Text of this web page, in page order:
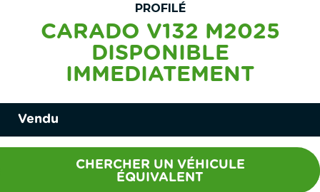
PROFILÉ
CARADO V132 M2025
DISPONIBLE
IMMEDIATEMENT
Vendu
CHERCHER UN VÉHICULE
ÉQUIVALENT